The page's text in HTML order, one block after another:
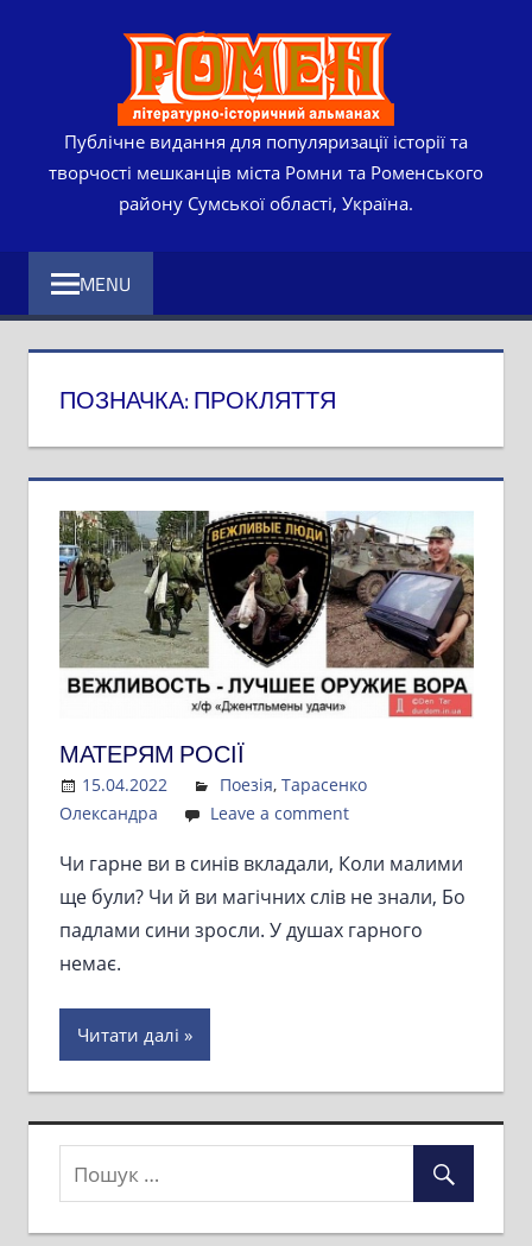
Публічне видання для популяризації історії та
творчості мешканців міста Ромни та Роменського
району Сумської області, Україна.
MENU
ПОЗНАЧКА:ПРОКЛЯТТЯ
МАТЕРЯМ РОСІЇ
15.04.2022 Admin
Поезія, Тарасенко
Олександра
Leave a comment
Чи гарне ви в синів вкладали, Коли малими
ще були? Чи й ви магічних слів не знали, Бо
падлами сини зросли. У душах гарного
немає.
Читати далі